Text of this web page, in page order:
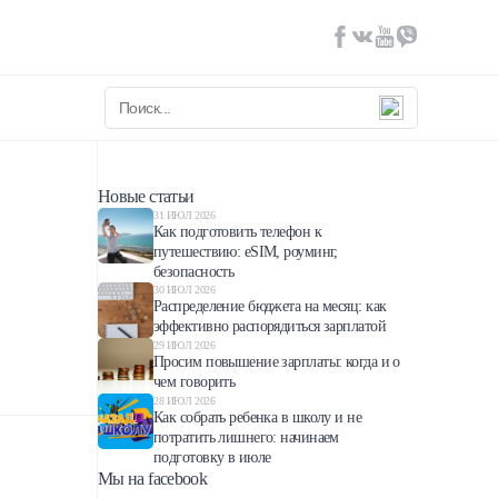
Новые статьи
31 ИЮЛ 2026
Как подготовить телефон к
путешествию: eSIM, роуминг,
безопасность
30 ИЮЛ 2026
Распределение бюджета на месяц: как
эффективно распорядиться зарплатой
29 ИЮЛ 2026
Просим повышение зарплаты: когда и о
чем говорить
28 ИЮЛ 2026
Как собрать ребенка в школу и не
потратить лишнего: начинаем
подготовку в июле
Мы на facebook